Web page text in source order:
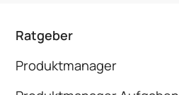
Ratgeber
Produktmanager